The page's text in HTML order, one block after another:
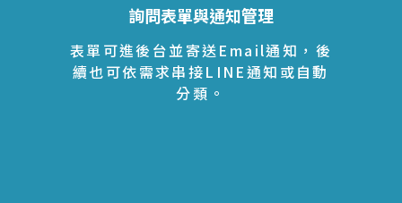
詢問表單與通知管理
表單可進後台並寄送Email通知，後
續也可依需求串接LINE通知或自動
分類。